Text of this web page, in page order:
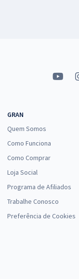
GRAN
Quem Somos
Como Funciona
Como Comprar
Loja Social
Programa de Afiliados
Trabalhe Conosco
Preferência de Cookies